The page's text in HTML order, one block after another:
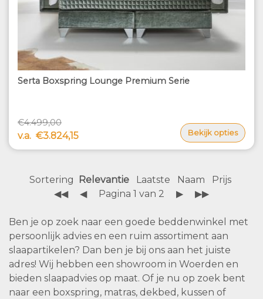
Serta Boxspring Lounge Premium Serie
€4.499,00
v.a. €3.824,15 Bekijk opties
Sortering Relevantie Laatste Naam
Prijs
◀◀
◀ Pagina 1 van 2 ▶ ▶▶
Ben je op zoek naar een goede beddenwinkel met
persoonlijk advies en een ruim assortiment aan
slaapartikelen? Dan ben je bij ons aan het juiste
adres! Wij hebben een showroom in Woerden en
bieden slaapadvies op maat. Of je nu op zoek bent
naar een boxspring, matras, dekbed, kussen of